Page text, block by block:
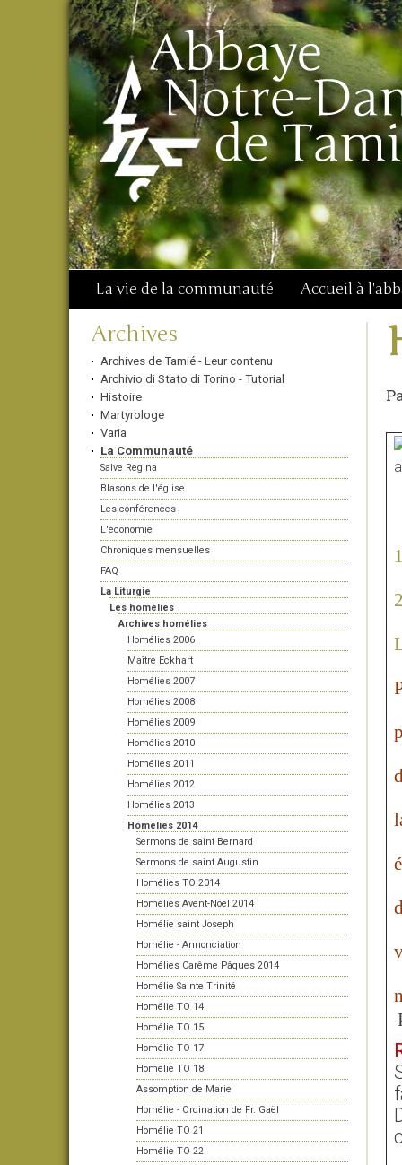
Aller
au
contenu.
|
Aller
à
navigation
Outils
personnels
Chercher par
Recherche
avancée…
La vie de la communauté Accueil à
Navigation
Archives
Archives de Tamié - Leur contenu
Archivio di Stato di Torino - Tutorial
Histoire
Martyrologe
Varia
La Communauté
Salve Regina
Blasons de l'église
Les conférences
L'économie
Chroniques mensuelles
FAQ
La Liturgie
Les homélies
Archives homélies
Homélies 2006
Maître Eckhart
Homélies 2007
Homélies 2008
Homélies 2009
Homélies 2010
Homélies 2011
Homélies 2012
Homélies 2013
Homélies 2014
Sermons de saint Bernard
Sermons de saint Augustin
Homélies TO 2014
Homélies Avent-Noël 2014
Homélie saint Joseph
Homélie - Annonciation
Homélies Carême Pâques 2014
Homélie Sainte Trinité
Homélie TO 14
Homélie TO 15
Homélie TO 17
Homélie TO 18
Assomption de Marie
Homélie - Ordination de Fr. Gaël
Homélie TO 21
Homélie TO 22